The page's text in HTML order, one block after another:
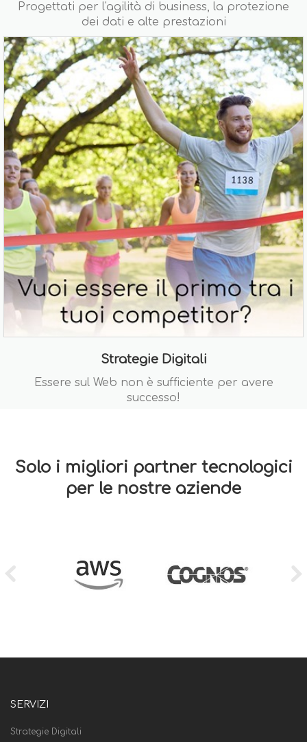
Progettati per l'agilità di business, la protezione
dei dati e alte prestazioni
Strategie Digitali
Essere sul Web non è sufficiente per avere
successo!
Solo i migliori partner tecnologici
per le nostre aziende
SERVIZI
Strategie Digitali